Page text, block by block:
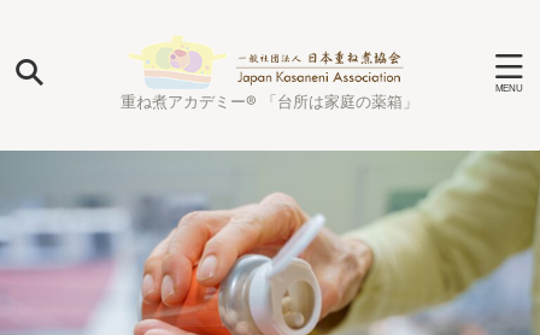
重ね煮アカデミー® 「台所は家庭の薬箱」